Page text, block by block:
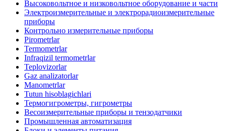
Высоковольтное и низковольтное оборудование и части
Электроизмерительные и электрорадиоизмерительные
приборы
Контрольно измерительные приборы
Pirometrlar
Termometrlar
Infraqizil termometrlar
Teplovizorlar
Gaz analizatorlar
Manometrlar
Tutun hisoblagichlari
Термогигрометры, гигрометры
Весоизмерительные приборы и тензодатчики
Промышленная автоматизация